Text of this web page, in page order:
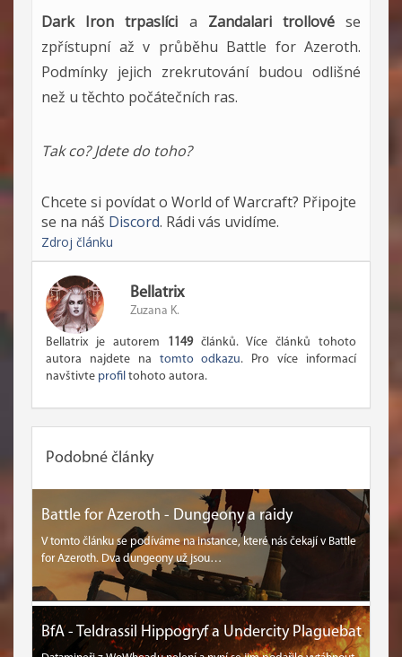
Dark Iron trpaslíci a Zandalari trollovése
zpřístupní až v průběhu Battle for Azeroth.
Podmínky jejich zrekrutování budou odlišné
než u těchto počátečních ras.
Tak co? Jdete do toho?
Chcete si povídat o World of Warcraft? Připojte
se na náš Discord. Rádi vás uvidíme.
Zdroj článku
Bellatrix
Zuzana K.
Bellatrix je autorem 1149článků. Více článků tohoto
autora najdete na tomto odkazu. Pro více informací
navštivte profil tohoto autora.
Podobné články
Battle for Azeroth - Dungeony a raidy
V tomto článku se podíváme na instance, které nás čekají v Battle
for Azeroth. Dva dungeony už jsou…
BfA - Teldrassil Hippogryf a Undercity Plaguebat